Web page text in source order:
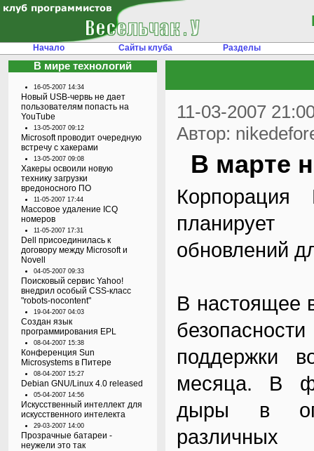
Начало Сайты клуба Разделы
В мире технологий
16-05-2007 14:34
Новый USB-червь не дает
пользователям попасть на
YouTube
13-05-2007 09:12
Microsoft проводит очередную
встречу с хакерами
13-05-2007 09:08
Хакеры освоили новую
технику загрузки
вредоносного ПО
11-05-2007 17:44
Массовое удаление ICQ
номеров
11-05-2007 17:31
Dell присоединилась к
договору между Microsoft и
Novell
04-05-2007 09:33
Поисковый сервис Yahoo!
внедрил особый CSS-класс
"robots-nocontent"
19-04-2007 04:03
Создан язык
программирования EPL
08-04-2007 15:38
Конференция Sun
Microsystems в Питере
08-04-2007 15:27
Debian GNU/Linux 4.0 released
05-04-2007 14:56
Искусственный интеллект для
искусственного интелекта
29-03-2007 14:00
Прозрачные батареи -
неужели это так
11-03-2007
Автор:
В марте
планирует
обновлений
В настоящее
поддержки
месяца. В
дыры в
различных